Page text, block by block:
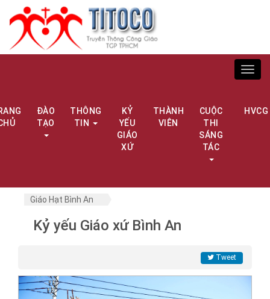
ĐÀO
TẠO
THÔNG
TIN
KỶ
YẾU
GIÁO
XỨ
THÀNH
VIÊN
CUỘC
THI
SÁNG
TÁC
HVCG
Giáo Hạt Bình An
Kỷ yếu Giáo xứ Bình An
Tweet